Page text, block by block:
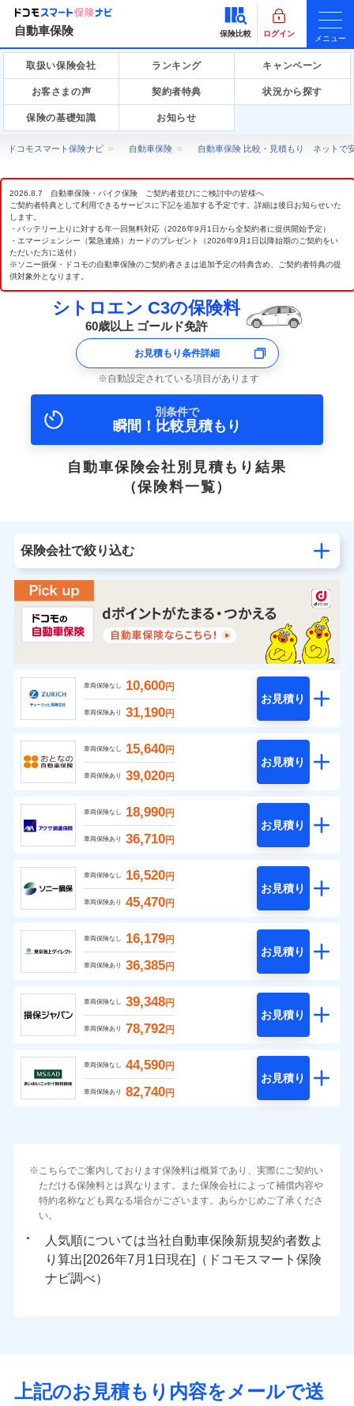
自動車保険 保険比較 ログイン
メニュー
取扱い保険会社 ランキング キャンペーン
お客さまの声 契約者特典 状況から探す
保険の基礎知識 お知らせ
ドコモスマート保険ナビ 自動車保険 自動車保険 比較・見積もり ネットで
2026.8.7 自動車保険・バイク保険 ご契約者並びにご検討中の皆様へ
ご契約者特典として利用できるサービスに下記を追加する予定です。詳細は後日お知らせいた
します。
・バッテリー上りに対する年一回無料対応（2026年9月1日から全契約者に提供開始予定）
・エマージェンシー（緊急連絡）カードのプレゼント（2026年9月1日以降始期のご契約をい
ただいた方に送付）
※ソニー損保・ドコモの自動車保険のご契約者さまは追加予定の特典含め、ご契約者特典の提
供対象外となります。
シトロエン C3の保険料
60歳以上 ゴールド免許
お見積もり条件詳細
自動設定されている項目があります
別条件で
瞬間！比較見積もり
自動車保険会社別見積もり結果
（保険料一覧）
保険会社で絞り込む
車両保険なし 10,600円
車両保険あり 31,190円
お見積り
車両保険なし 15,640円
車両保険あり 39,020円
お見積り
車両保険なし 18,990円
車両保険あり 36,710円
お見積り
車両保険なし 16,520円
車両保険あり 45,470円
お見積り
車両保険なし 16,179円
車両保険あり 36,385円
お見積り
車両保険なし 39,348円
車両保険あり 78,792円
お見積り
車両保険なし 44,590円
車両保険あり 82,740円
お見積り
こちらでご案内しております保険料は概算であり、実際にご契約い
ただける保険料とは異なります。また保険会社によって補償内容や
特約名称なども異なる場合がございます。あらかじめご了承くださ
い。
人気順については当社
新規契約者数よ
り算出[
年 月
日現在]（ドコモスマート保険
ナビ調べ）
上記のお見積もり内容をメールで送